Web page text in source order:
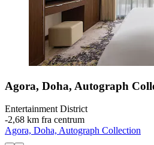
Agora, Doha, Autograph
Entertainment District
‐2,68 km fra centrum
Agora, Doha, Autograph Collection